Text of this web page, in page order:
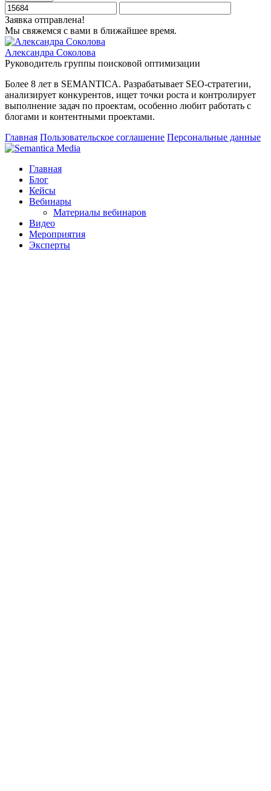
Заявка отправлена!
Мы свяжемся с вами в ближайшее время.
Александра Соколова
Руководитель группы поисковой оптимизации
Более 8 лет в SEMANTICA. Разрабатывает SEO-стратегии,
анализирует конкурентов, ищет точки роста и контролирует
выполнение задач по проектам, особенно любит работать с
блогами и контентными проектами.
Главная Пользовательское соглашение Персональные данные
Главная
Блог
Кейсы
Вебинары
Материалы вебинаров
Видео
Мероприятия
Эксперты